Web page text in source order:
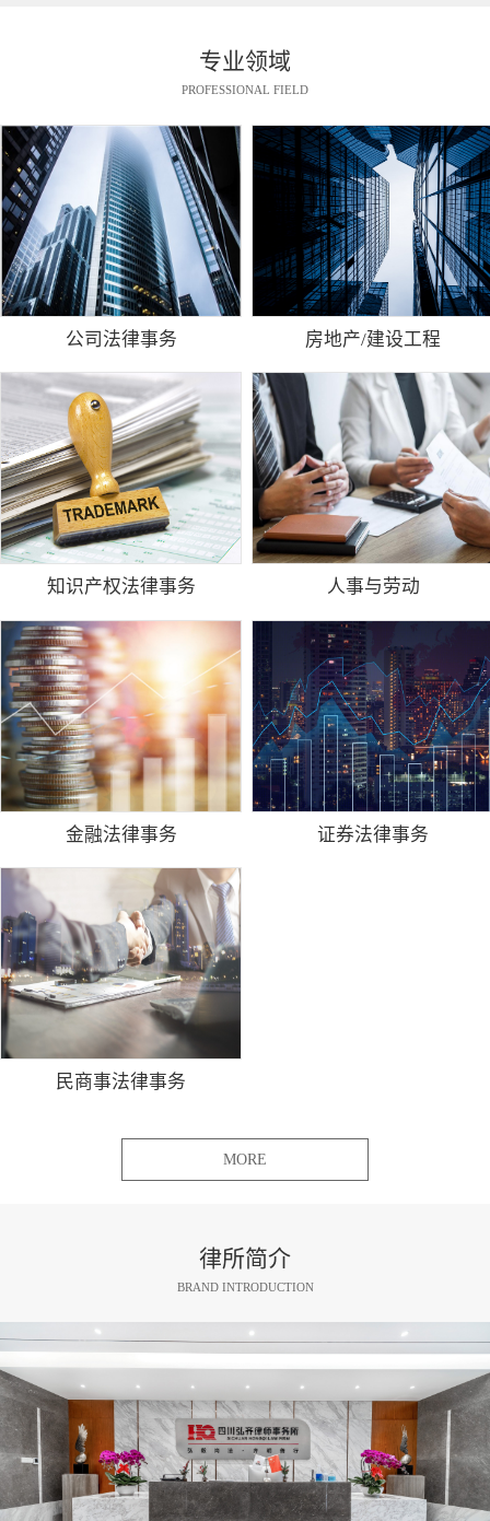
专业领域
PROFESSIONAL FIELD
公司法律事务 房地产/建设工程
知识产权法律事务 人事与劳动
金融法律事务 证券法律事务
民商事法律事务
MORE
律所简介
BRAND INTRODUCTION